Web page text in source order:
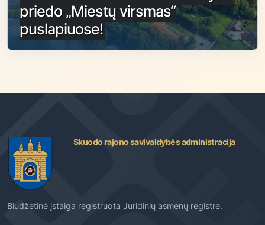
priedo „Miestų virsmas“
puslapiuose!
Skuodo rajono savivaldybės administracija
Biudžetinė įstaiga registruota Juridinių asmenų registre.